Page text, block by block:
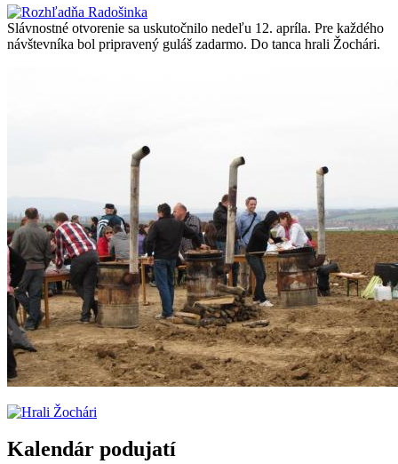
Slávnostné otvorenie sa uskutočnilo nedeľu 12. apríla. Pre každého
návštevníka bol pripravený guláš zadarmo. Do tanca hrali Žochári.
Kalendár podujatí